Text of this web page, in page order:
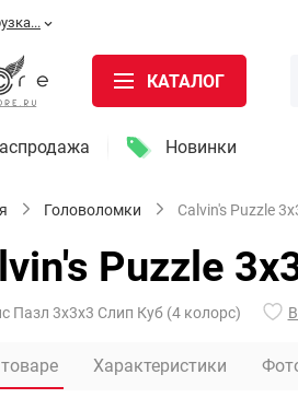
КАТАЛОГ
Новинки
Головоломки Calvin's Puzzle
Puzzle
Пазл 3х3х3 Слип Куб (4 колорс)
Характеристики